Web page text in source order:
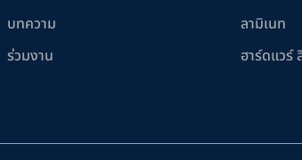
บทความ
ร่วมงาน
ลามิเนท
ฮาร์ดแว